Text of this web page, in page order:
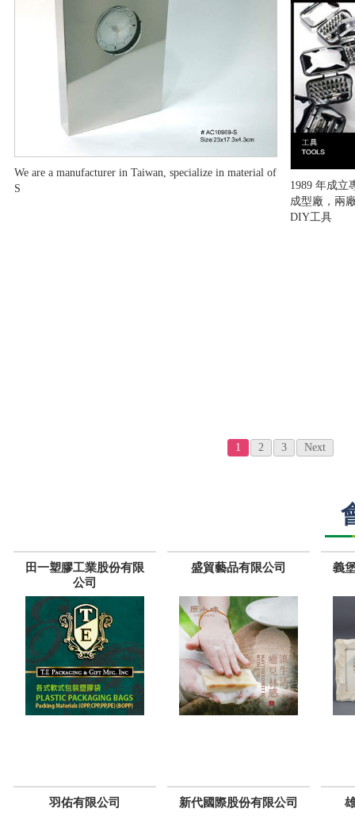
We are a manufacturer in Taiwan, specialize in material of
S
1989 年成立
成型廠，兩
DIY工具
1 2 3 Next
田一塑膠工業股份有限
公司
盛貿藝品有限公司 義
羽佑有限公司 新代國際股份有限公司